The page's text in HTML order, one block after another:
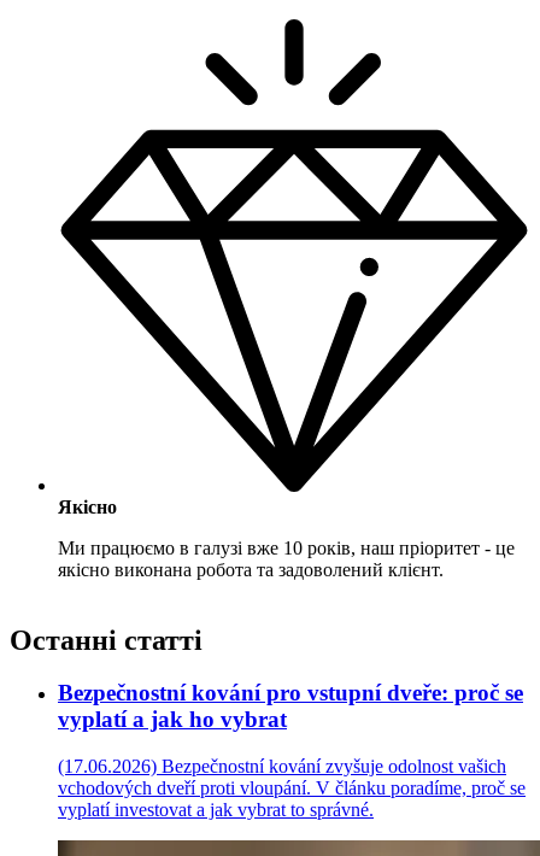
Якісно
Ми працюємо в галузі вже 10 років, наш пріоритет - це
якісно виконана робота та задоволений клієнт.
Останні статті
Bezpečnostní kování pro vstupní dveře: proč se
vyplatí a jak ho vybrat
(17.06.2026) Bezpečnostní kování zvyšuje odolnost vašich
vchodových dveří proti vloupání. V článku poradíme, proč se
vyplatí investovat a jak vybrat to správné.